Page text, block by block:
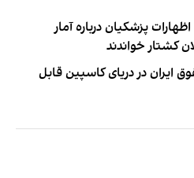
پزشکیان درباره آمار
کشتار خواندند
ایران در دریای کاسپین قابل